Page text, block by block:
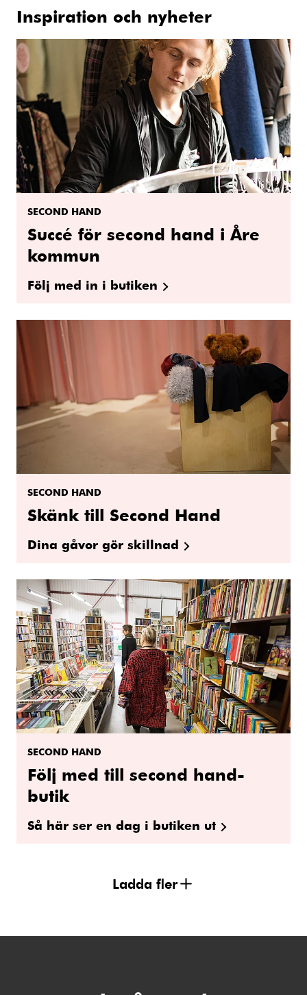
Inspiration och nyheter
SECOND HAND
Succé för second hand i Åre
kommun
Följ med in i butiken
SECOND HAND
Skänk till Second Hand
Dina gåvor gör skillnad
SECOND HAND
Följ med till second hand-
butik
Så här ser en dag i butiken ut
Ladda fler